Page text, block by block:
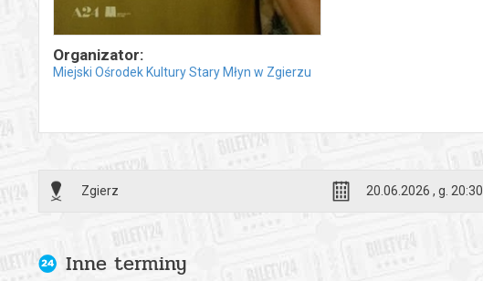
Organizator:
Miejski Ośrodek Kultury Stary Młyn w Zgierzu
Zgierz 20.06.2026 , g. 20:30
Inne terminy